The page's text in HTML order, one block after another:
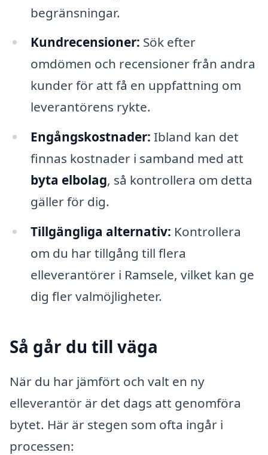
begränsningar.
Kundrecensioner: Sök efter
omdömen och recensioner från andra
kunder för att få en uppfattning om
leverantörens rykte.
Engångskostnader: Ibland kan det
finnas kostnader i samband med att
byta elbolag, så kontrollera om detta
gäller för dig.
Tillgängliga alternativ: Kontrollera
om du har tillgång till flera
elleverantörer i Ramsele, vilket kan ge
dig fler valmöjligheter.
Så går du till väga
När du har jämfört och valt en ny
elleverantör är det dags att genomföra
bytet. Här är stegen som ofta ingår i
processen: